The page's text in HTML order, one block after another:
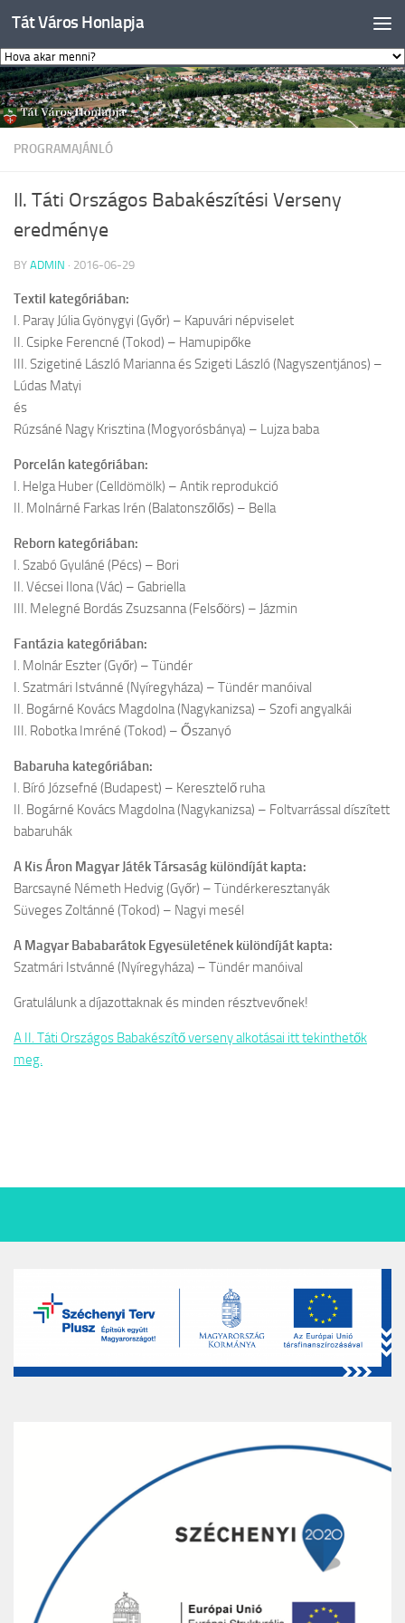
Skip to content
Tát Város Honlapja
PROGRAMAJÁNLÓ
II. Táti Országos Babakészítési Verseny
eredménye
BY ADMIN · 2016-06-29
Textil kategóriában:
I. Paray Júlia Gyönygyi (Győr) – Kapuvári népviselet
II. Csipke Ferencné (Tokod) – Hamupipőke
III. Szigetiné László Marianna és Szigeti László (Nagyszentjános) –
Lúdas Matyi
és
Rúzsáné Nagy Krisztina (Mogyorósbánya) – Lujza baba
Porcelán kategóriában:
I. Helga Huber (Celldömölk) – Antik reprodukció
II. Molnárné Farkas Irén (Balatonszőlős) – Bella
Reborn kategóriában:
I. Szabó Gyuláné (Pécs) – Bori
II. Vécsei Ilona (Vác) – Gabriella
III. Melegné Bordás Zsuzsanna (Felsőörs) – Jázmin
Fantázia kategóriában:
I. Molnár Eszter (Győr) – Tündér
I. Szatmári Istvánné (Nyíregyháza) – Tündér manóival
II. Bogárné Kovács Magdolna (Nagykanizsa) – Szofi angyalkái
III. Robotka Imréné (Tokod) – Őszanyó
Babaruha kategóriában:
I. Bíró Józsefné (Budapest) – Keresztelő ruha
II. Bogárné Kovács Magdolna (Nagykanizsa) – Foltvarrással díszített
babaruhák
A Kis Áron Magyar Játék Társaság különdíját kapta:
Barcsayné Németh Hedvig (Győr) – Tündérkeresztanyák
Süveges Zoltánné (Tokod) – Nagyi mesél
A Magyar Bababarátok Egyesületének különdíját kapta:
Szatmári Istvánné (Nyíregyháza) – Tündér manóival
Gratulálunk a díjazottaknak és minden résztvevőnek!
A II. Táti Országos Babakészítő verseny alkotásai itt tekinthetők
meg.